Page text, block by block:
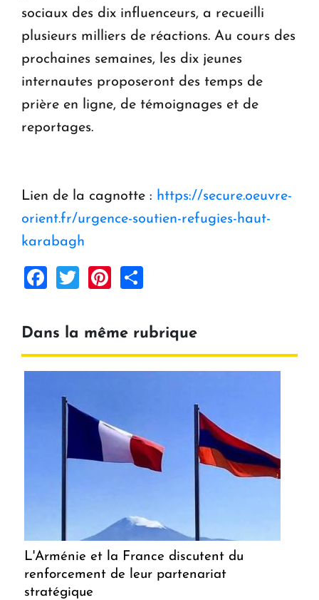
sociaux des dix influenceurs, a recueilli
plusieurs milliers de réactions. Au cours des
prochaines semaines, les dix jeunes
internautes proposeront des temps de
prière en ligne, de témoignages et de
reportages.
Lien de la cagnotte : https://secure.oeuvre-
orient.fr/urgence-soutien-refugies-haut-
karabagh
Facebook
TwitterPinterest
Dans la même rubrique
L'Arménie et la France discutent du
renforcement de leur partenariat
stratégique